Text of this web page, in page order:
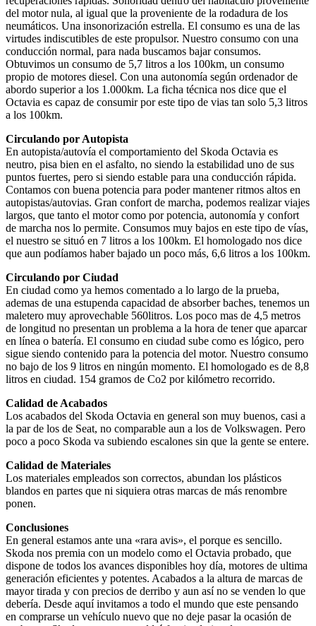
del motor nula, al igual que la proveniente de la rodadura de los
neumáticos. Una insonorización estrella. El consumo es una de las
virtudes indiscutibles de este propulsor. Nuestro consumo con una
conducción normal, para nada buscamos bajar consumos.
Obtuvimos un consumo de 5,7 litros a los 100km, un consumo
propio de motores diesel. Con una autonomía según ordenador de
abordo superior a los 1.000km. La ficha técnica nos dice que el
Octavia es capaz de consumir por este tipo de vias tan solo 5,3 litros
a los 100km.
Circulando por Autopista
En autopista/autovía el comportamiento del Skoda Octavia es
neutro, pisa bien en el asfalto, no siendo la estabilidad uno de sus
puntos fuertes, pero si siendo estable para una conducción rápida.
Contamos con buena potencia para poder mantener ritmos altos en
autopistas/autovias. Gran confort de marcha, podemos realizar viajes
largos, que tanto el motor como por potencia, autonomía y confort
de marcha nos lo permite. Consumos muy bajos en este tipo de vías,
el nuestro se situó en 7 litros a los 100km. El homologado nos dice
que aun podíamos haber bajado un poco más, 6,6 litros a los 100km.
Circulando por Ciudad
En ciudad como ya hemos comentado a lo largo de la prueba,
ademas de una estupenda capacidad de absorber baches, tenemos un
maletero muy aprovechable 560litros. Los poco mas de 4,5 metros
de longitud no presentan un problema a la hora de tener que aparcar
en línea o batería. El consumo en ciudad sube como es lógico, pero
sigue siendo contenido para la potencia del motor. Nuestro consumo
no bajo de los 9 litros en ningún momento. El homologado es de 8,8
litros en ciudad. 154 gramos de Co2 por kilómetro recorrido.
Calidad de Acabados
Los acabados del Skoda Octavia en general son muy buenos, casi a
la par de los de Seat, no comparable aun a los de Volkswagen. Pero
poco a poco Skoda va subiendo escalones sin que la gente se entere.
Calidad de Materiales
Los materiales empleados son correctos, abundan los plásticos
blandos en partes que ni siquiera otras marcas de más renombre
ponen.
Conclusiones
En general estamos ante una «rara avis», el porque es sencillo.
Skoda nos premia con un modelo como el Octavia probado, que
dispone de todos los avances disponibles hoy día, motores de ultima
generación eficientes y potentes. Acabados a la altura de marcas de
mayor tirada y con precios de derribo y aun así no se venden lo que
debería. Desde aquí invitamos a todo el mundo que este pensando
en comprarse un vehículo nuevo que no deje pasar la ocasión de